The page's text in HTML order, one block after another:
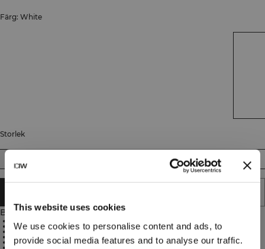
This website uses cookies
We use cookies to personalise content and ads, to
provide social media features and to analyse our traffic.
Färg: White
Storlek
L
Beskrivning
92% Nylon, 8% Spandex
Optimal andningsförmåga
Four way stretch
Seamless-teknologi
ICANIWILL-logga